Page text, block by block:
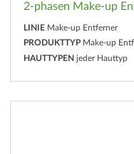
2-phasen Make-up
LINIE Make-up Entferner
PRODUKTTYP Make-up
HAUTTYPEN jeder Hauttyp